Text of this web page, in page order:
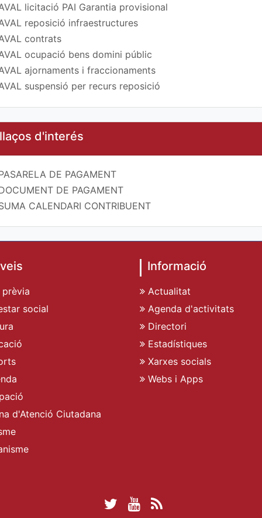
licitació PAI Garantia provisional
reposició infraestructures
contrats
ocupació bens domini públic
ajornaments i fraccionaments
suspensió per recurs reposició
d'interés
DE PAGAMENT
DE PAGAMENT
CALENDARI CONTRIBUENT
social
d'Atenció Ciutadana
Informació
Actualitat
Agenda d'activitats
Directori
Estadístiques
Xarxes socials
Webs i Apps
Twitter Ajuntament
YouTube